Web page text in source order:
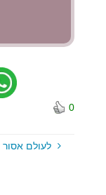
0
לעולם אסור